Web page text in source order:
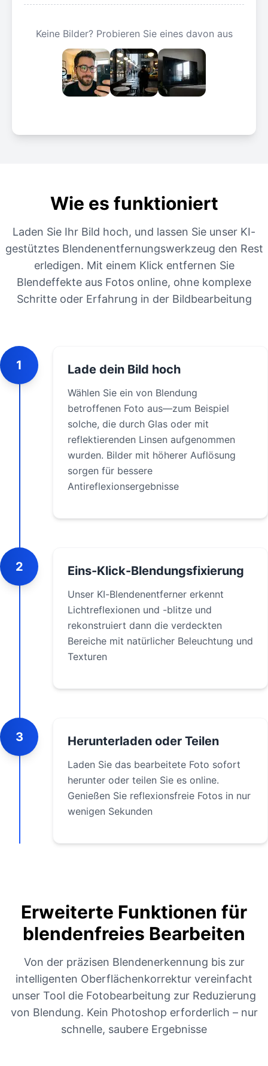
Keine Bilder? Probieren Sie eines davon aus
Wie es funktioniert
Laden Sie Ihr Bild hoch, und lassen Sie unser KI-
gestütztes Blendenentfernungswerkzeug den Rest
erledigen. Mit einem Klick entfernen Sie
Blendeffekte aus Fotos online, ohne komplexe
Schritte oder Erfahrung in der Bildbearbeitung
1 Lade dein Bild hoch
Wählen Sie ein von Blendung
betroffenen Foto aus—zum Beispiel
solche, die durch Glas oder mit
reflektierenden Linsen aufgenommen
wurden. Bilder mit höherer Auflösung
sorgen für bessere
Antireflexionsergebnisse
2 Eins-Klick-Blendungsfixierung
Unser KI-Blendenentferner erkennt
Lichtreflexionen und -blitze und
rekonstruiert dann die verdeckten
Bereiche mit natürlicher Beleuchtung und
Texturen
3 Herunterladen oder Teilen
Laden Sie das bearbeitete Foto sofort
herunter oder teilen Sie es online.
Genießen Sie reflexionsfreie Fotos in nur
wenigen Sekunden
Erweiterte Funktionen für
blendenfreies Bearbeiten
Von der präzisen Blendenerkennung bis zur
intelligenten Oberflächenkorrektur vereinfacht
unser Tool die Fotobearbeitung zur Reduzierung
von Blendung. Kein Photoshop erforderlich – nur
schnelle, saubere Ergebnisse